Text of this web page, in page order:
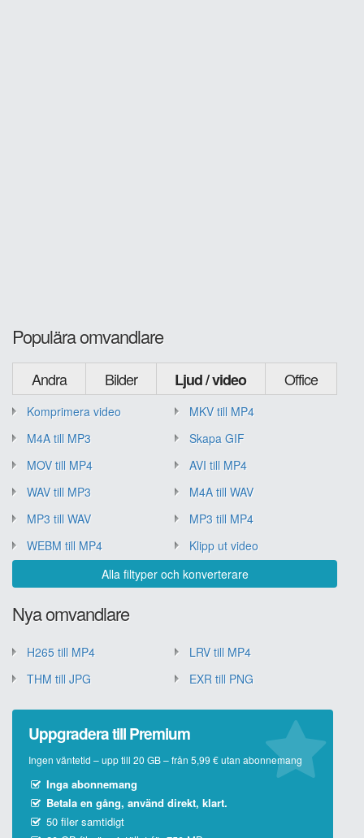
Populära omvandlare
Andra Bilder Ljud / video Office
Komprimera video
MKV till MP4
M4A till MP3
Skapa GIF
MOV till MP4
AVI till MP4
WAV till MP3
M4A till WAV
MP3 till WAV
MP3 till MP4
WEBM till MP4
Klipp ut video
Alla filtyper och konverterare
Nya omvandlare
H265 till MP4
LRV till MP4
THM till JPG
EXR till PNG
Uppgradera till Premium
Ingen väntetid – upp till 20 GB – från 5,99 € utan abonnemang
Inga abonnemang
Betala en gång, använd direkt, klart.
50 filer samtidigt